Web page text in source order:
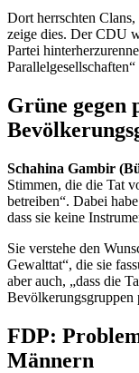
Dort herrschten
zeige dies. Der CDU
Partei
Grüne gegen
Schahina Gambir
Stimmen, die die Tat
betreiben“. Dabei
dass sie keine
Sie verstehe den
Gewalttat“, die sie
aber auch, „dass die
Bevölkerungsgruppen
FDP:
Männern